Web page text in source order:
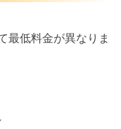
最低料金が異なりま